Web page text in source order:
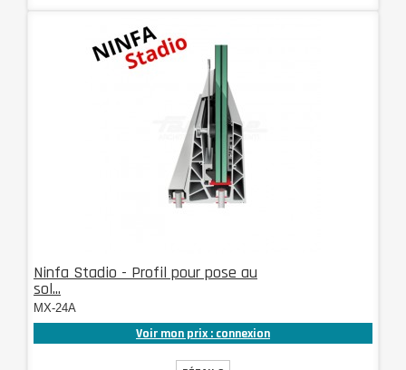
Ninfa Stadio - Profil pour pose au
sol...
MX-24A
Voir mon prix : connexion